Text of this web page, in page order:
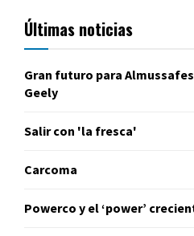
Últimas noticias
Gran futuro para
Geely
Salir con 'la fresca'
Carcoma
Powerco y el ‘power’